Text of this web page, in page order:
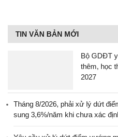
TIN VĂN BẢN MỚI
Bộ GDĐT
thêm, học
2027
Tháng 8/2026, phải xử lý dứt
sung 3,6%/năm khi chưa xác